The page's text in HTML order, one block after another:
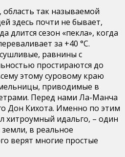
так называемой
здесь почти не бывает,
длится сезон «пекла», когда
за +40 °С.
равнины с
простираются до
этому суровому краю
приводимые в
Перед нами Ла-Манча
Дон Кихота. Именно по этим
хитроумный идальго, – один
в реальное
верят многие простые